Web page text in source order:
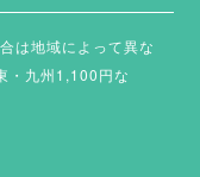
は地域によって異な
・九州1,100円な